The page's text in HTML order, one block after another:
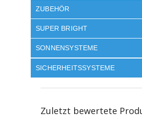
ZUBEHÖR
SUPER BRIGHT
SONNENSYSTEME
SICHERHEITSSYSTEME
Zuletzt bewertete